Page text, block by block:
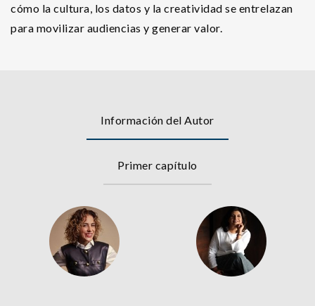
cómo la cultura, los datos y la creatividad se entrelazan
para movilizar audiencias y generar valor.
Información del Autor
Primer capítulo